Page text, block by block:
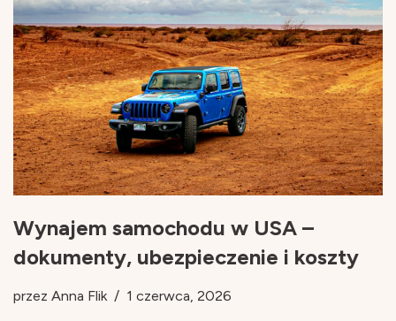
Wynajem samochodu w USA –
dokumenty, ubezpieczenie i koszty
przez Anna Flik 1 czerwca, 2026